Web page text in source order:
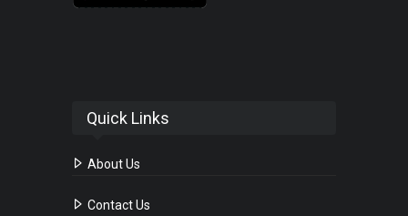
Quick Links
About Us
Contact Us